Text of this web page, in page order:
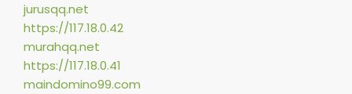
jurusqq.net
https://117.18.0.42
murahqq.net
https://117.18.0.41
maindomino99.com